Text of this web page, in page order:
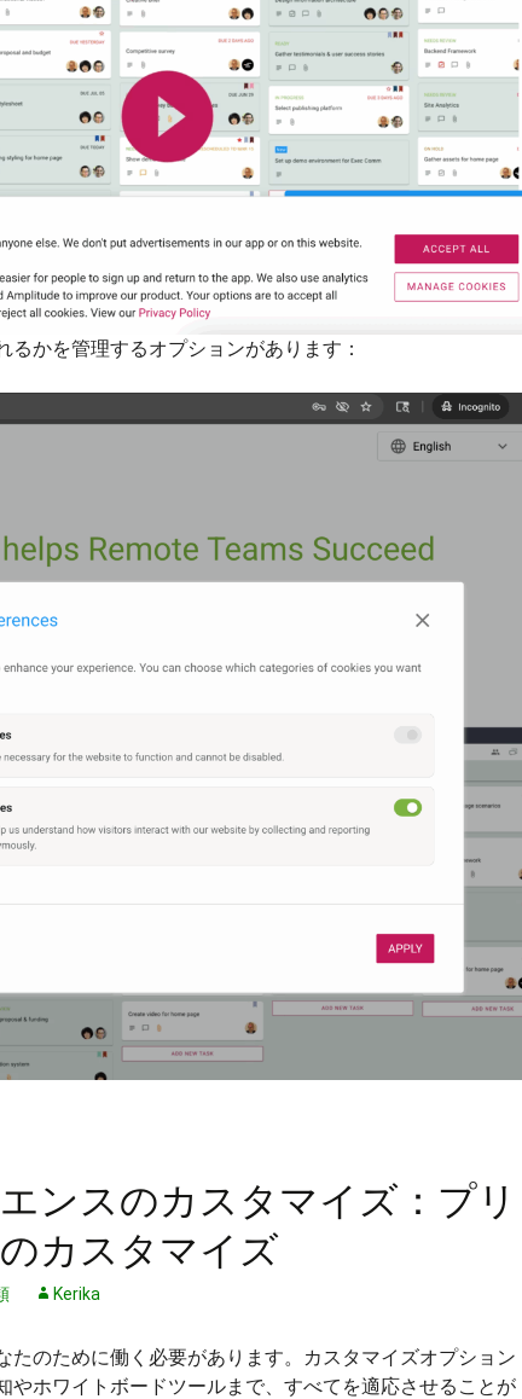
るかを管理するオプションがあります：
ンスのカスタマイズ：プリ
カスタマイズ
Kerika
たのために働く必要があります。カスタマイズオプション
やホワイトボードツールまで、すべてを適応させることが